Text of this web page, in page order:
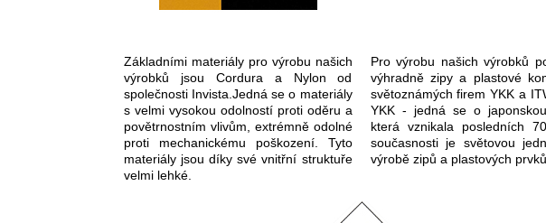
Základními materiály pro výrobu našich
výrobků jsou Cordura a Nylon od
společnosti Invista.Jedná se o materiály
s velmi vysokou odolností proti oděru a
povětrnostním vlivům, extrémně odolné
proti mechanickému poškození. Tyto
materiály jsou díky své vnitřní struktuře
velmi lehké.
Pro výrobu našich výrobků
výhradně zipy a plastové
světoznámých firem YKK a
YKK - jedná se o japonskou
která vznikala posledních
současnosti je světovou
výrobě zipů a plastových prvků.